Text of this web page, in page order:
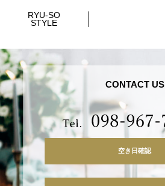
RYU-SO
STYLE
CONTACT US
空き日確認